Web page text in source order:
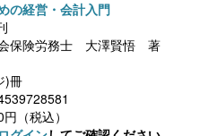
の経営・会計入門
保険労務士 大澤賢悟 著
)冊
（税込）